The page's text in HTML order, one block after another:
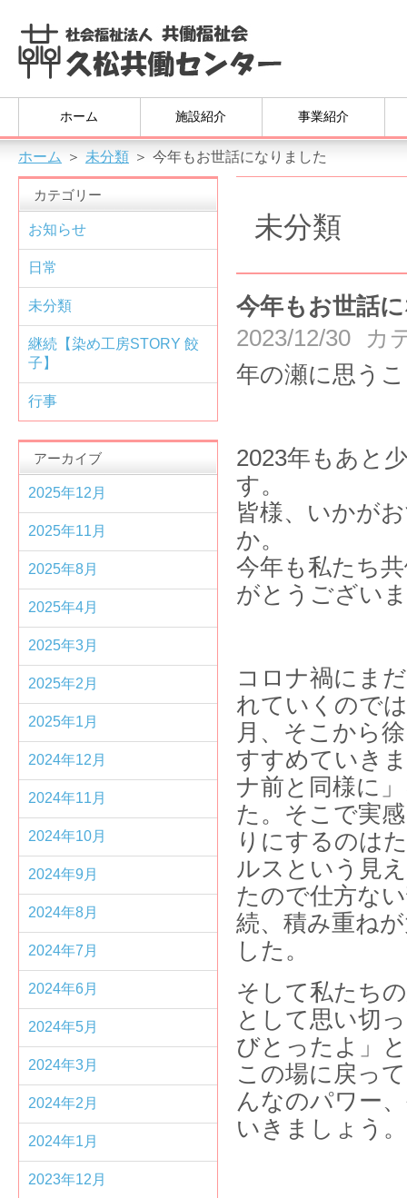
ホーム 施設紹介 事業紹介
ホーム ＞ 未分類 ＞ 今年もお世話になりました
未分類
今年もお世話
2023/12/30
カ
年の瀬に思う
2023年もあと
皆様、いかが
今年も私たち
がとうござい
コロナ禍にま
れていくので
月、そこから
すすめていき
ナ前と同様に
た。そこで実
りにするのは
ルスという見
たので仕方な
続、積み重ね
した。
そして私たち
として思い切
びとったよ」
この場に戻っ
んなのパワー
いきましょう。
カテゴリー
お知らせ
日常
未分類
継続【染め工房STORY 餃
子】
行事
アーカイブ
2025年12月
2025年11月
2025年8月
2025年4月
2025年3月
2025年2月
2025年1月
2024年12月
2024年11月
2024年10月
2024年9月
2024年8月
2024年7月
2024年6月
2024年5月
2024年3月
2024年2月
2024年1月
2023年12月